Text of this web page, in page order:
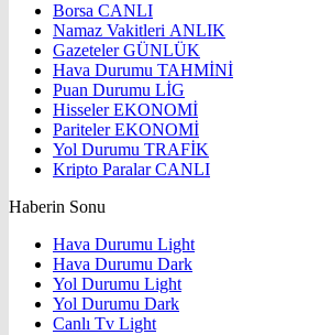
Borsa CANLI
Namaz Vakitleri ANLIK
GazetelerGÜNLÜK
Hava Durumu TAHMİNİ
Puan Durumu LİG
HisselerEKONOMİ
ParitelerEKONOMİ
Yol Durumu TRAFİK
Kripto ParalarCANLI
Haberin Sonu
Hava Durumu Light
Hava Durumu Dark
Yol Durumu Light
Yol Durumu Dark
Canlı Tv Light